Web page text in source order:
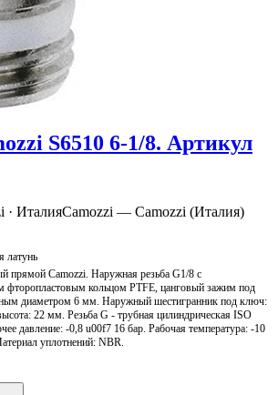
S6510 6-1/8. Артикул
· ИталияCamozzi — Camozzi (Италия)
латунь
прямой Camozzi. Наружная резьба G1/8 с
фторопластовым кольцом PTFE, цанговый зажим под
диаметром 6 мм. Наружный шестигранник под ключ:
22 мм. Резьба G - трубная цилиндрическая ISO
давление: -0,8 u00f7 16 бар. Рабочая температура: -10
уплотнений: NBR.